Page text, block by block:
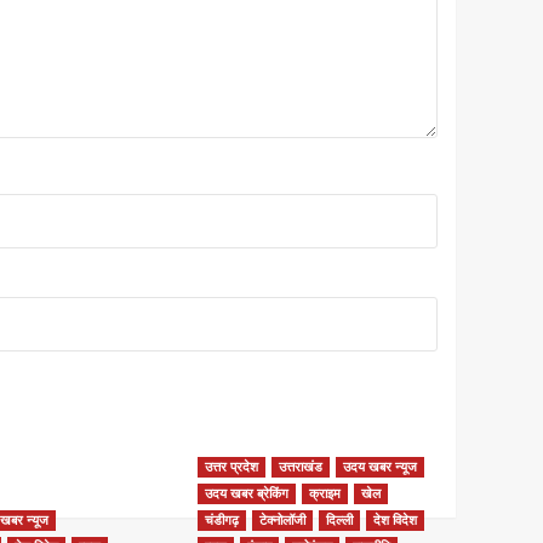
न्यूज
उत्तर प्रदेश उत्तराखंड
उदय खबर न्यूज
उदय खबर ब्रेकिंग
क्राइम
खेल
चंडीगढ़
टेक्नोलॉजी दिल्ली
देश विदेश